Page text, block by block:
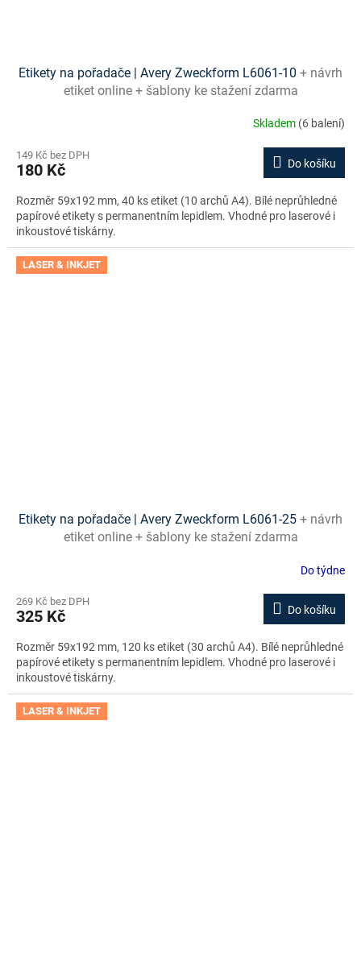
Etikety na pořadače | Avery Zweckform L6061-10 + návrh
etiket online + šablony ke stažení zdarma
Skladem (6 balení)
149 Kč bez DPH
180 Kč Do košíku
Rozměr 59x192 mm, 40 ks etiket (10 archů A4). Bílé neprůhledné
papírové etikety s permanentním lepidlem. Vhodné pro laserové i
inkoustové tiskárny.
LASER & INKJET
Etikety na pořadače | Avery Zweckform L6061-25 + návrh
etiket online + šablony ke stažení zdarma
Do týdne
269 Kč bez DPH
325 Kč Do košíku
Rozměr 59x192 mm, 120 ks etiket (30 archů A4). Bílé neprůhledné
papírové etikety s permanentním lepidlem. Vhodné pro laserové i
inkoustové tiskárny.
LASER & INKJET